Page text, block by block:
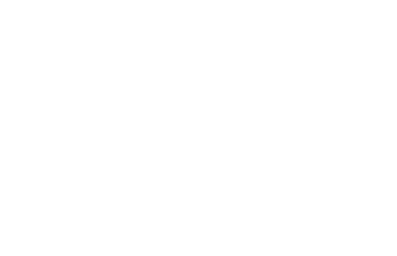
na pláž podchodem pod pobřežní komunikací, přístup na